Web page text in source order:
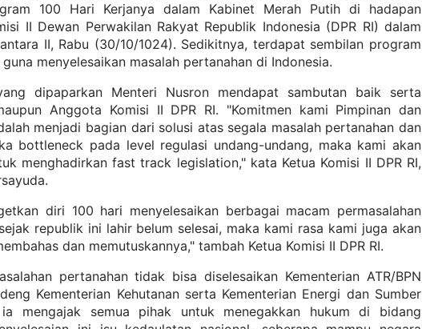
100 Hari Kerjanya dalam Kabinet Merah Putih di hadapan
II Dewan Perwakilan Rakyat Republik Indonesia (DPR RI) dalam
II, Rabu (30/10/1024). Sedikitnya, terdapat sembilan program
menyelesaikan masalah pertanahan di Indonesia.
dipaparkan Menteri Nusron mendapat sambutan baik serta
Anggota Komisi II DPR RI. "Komitmen kami Pimpinan dan
menjadi bagian dari solusi atas segala masalah pertanahan dan
bottleneck pada level regulasi undang-undang, maka kami akan
menghadirkan fast track legislation," kata Ketua Komisi II DPR RI,
diri 100 hari menyelesaikan berbagai macam permasalahan
republik ini lahir belum selesai, maka kami rasa kami juga akan
dan memutuskannya," tambah Ketua Komisi II DPR RI.
pertanahan tidak bisa diselesaikan Kementerian ATR/BPN
Kementerian Kehutanan serta Kementerian Energi dan Sumber
mengajak semua pihak untuk menegakkan hukum di bidang